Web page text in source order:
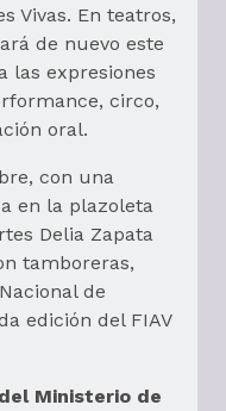
Vivas. En teatros,
de nuevo este
las expresiones
circo,
oral.
con una
en la plazoleta
Delia Zapata
tamboreras,
de
edición del FIAV
Ministerio de